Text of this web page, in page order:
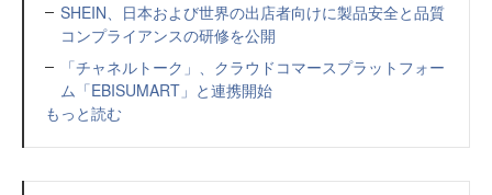
SHEIN、日本および世界の出店者向けに製品安全と品質
コンプライアンスの研修を公開
「チャネルトーク」、クラウドコマースプラットフォー
ム「EBISUMART」と連携開始
もっと読む